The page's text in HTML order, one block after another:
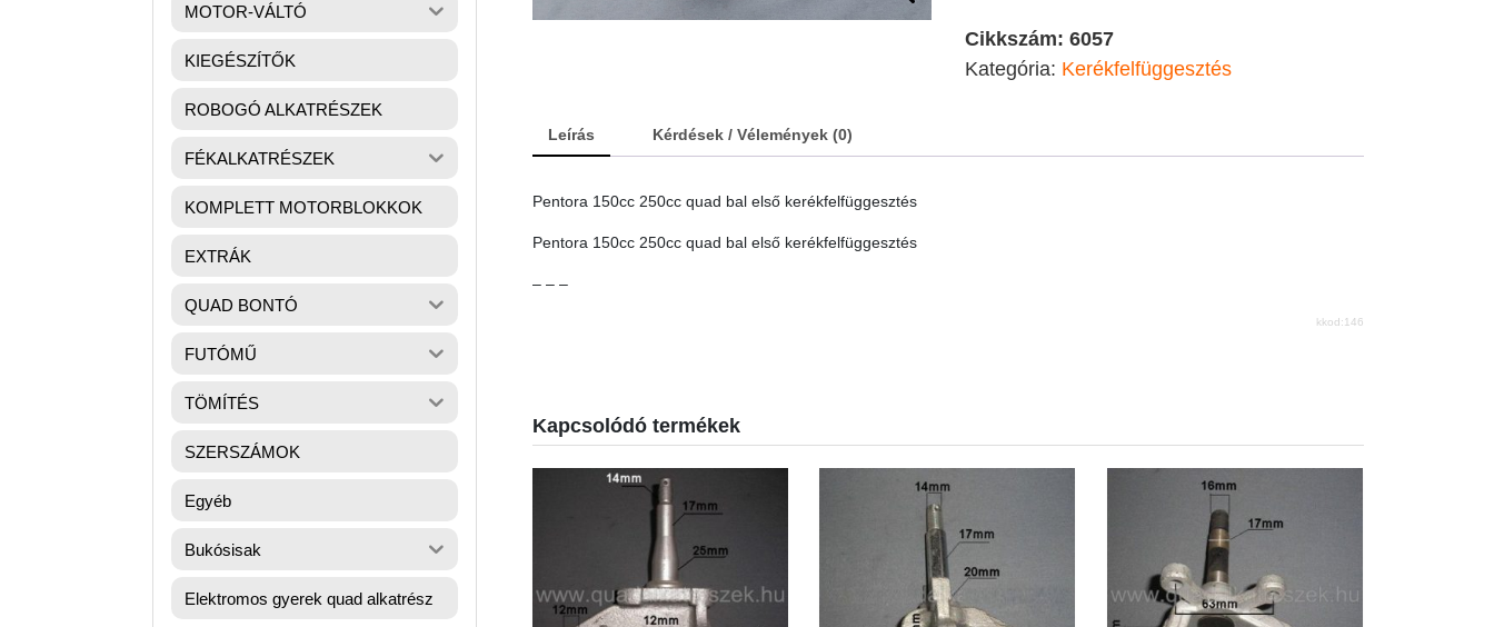
quad
első
Cikkszám: 6057
Kategória: Kerékfelfüggesztés
Leírás Kérdések / Vélemények (0)
Pentora 150cc 250cc quad bal első kerékfelfüggesztés
Pentora 150cc 250cc quad bal első kerékfelfüggesztés
– – –
kkod:146
Kapcsolódó termékek
MOTOR-VÁLTÓ
KIEGÉSZÍTŐK
ROBOGÓ ALKATRÉSZEK
FÉKALKATRÉSZEK
KOMPLETT MOTORBLOKKOK
EXTRÁK
QUAD BONTÓ
FUTÓMŰ
TÖMÍTÉS
SZERSZÁMOK
Egyéb
Bukósisak
Elektromos gyerek quad alkatrész